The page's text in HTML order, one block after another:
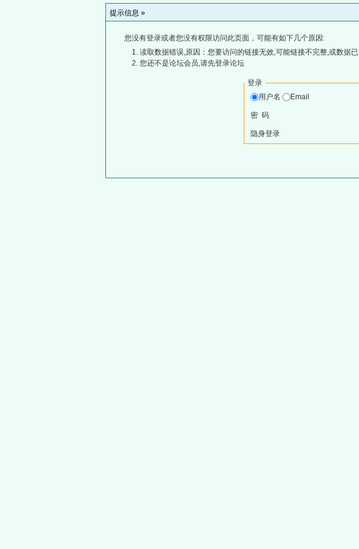
提示信息 »
您没有登录或者您没有权限访问此页面，可能有如下几个原因:
读取数据错误,原因：您要访问的链接无效,可能链接不完整,或数据
您还不是论坛会员,请先登录论坛
登录
用户名
Email
密 码
隐身登录